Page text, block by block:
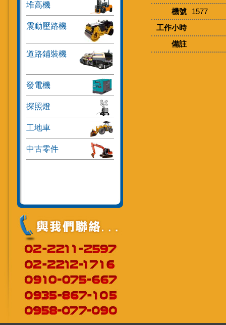
堆高機
震動壓路機
道路鋪裝機
發電機
探照燈
工地車
中古零件
機號
1577
工作小時
備註